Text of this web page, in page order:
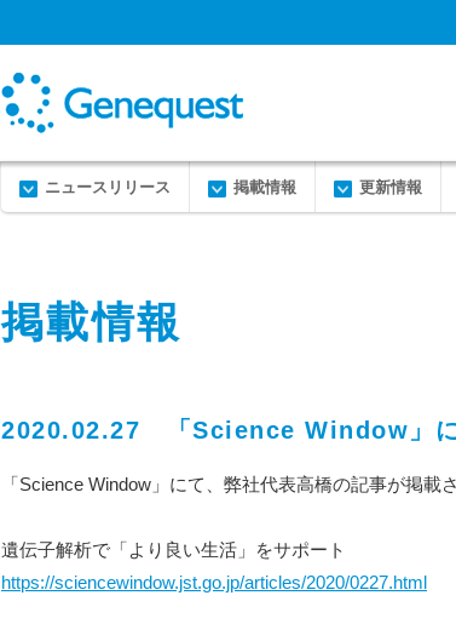
ニュースリリース 掲載情報 更新情報
掲載情報
2020.02.27 「Science Window」に
「Science Window」にて、弊社代表高橋の記事が掲載
遺伝子解析で「より良い生活」をサポート
https://sciencewindow.jst.go.jp/articles/2020/0227.html